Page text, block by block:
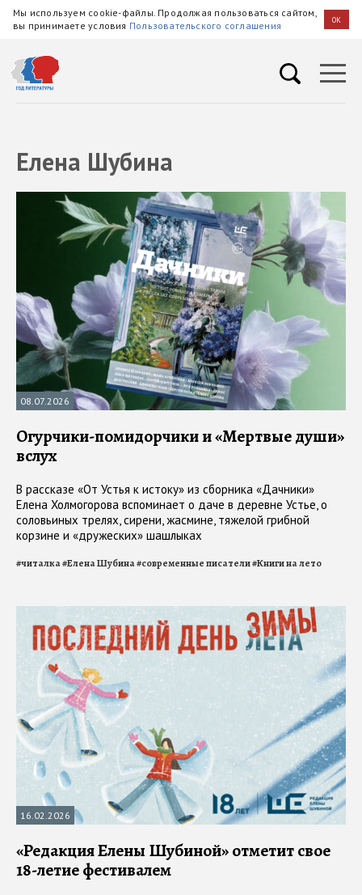
Мы используем cookie-файлы. Продолжая пользоваться сайтом,
вы принимаете условия Пользовательского соглашения OK
Елена Шубина
08.07.2026
Огурчики-помидорчики и «Мертвые души»
вслух
В рассказе «От Устья к истоку» из сборника «Дачники»
Елена Холмогорова вспоминает о даче в деревне Устье, о
соловьиных трелях, сирени, жасмине, тяжелой грибной
корзине и «дружеских» шашлыках
#читалка#Елена Шубина#современные писатели#Книги на лето
16.02.2026
«Редакция Елены Шубиной» отметит свое
18-летие фестивалем